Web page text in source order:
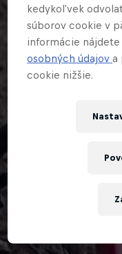
kedykoľvek
súborov cookie v
informácie nájdete
osobných údajova
cookie nižšie.